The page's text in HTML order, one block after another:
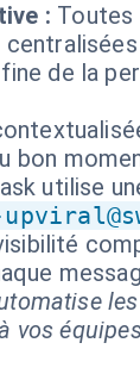
: Toutes
de la
bon
utilise
vos